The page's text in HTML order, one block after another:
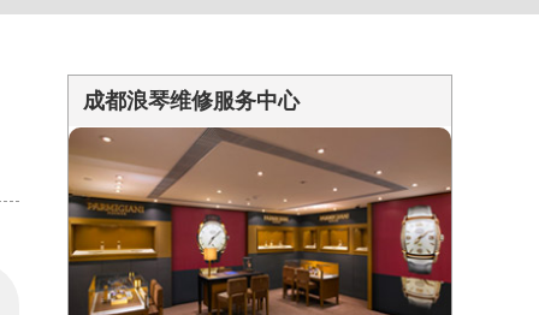
成都浪琴维修服务中心